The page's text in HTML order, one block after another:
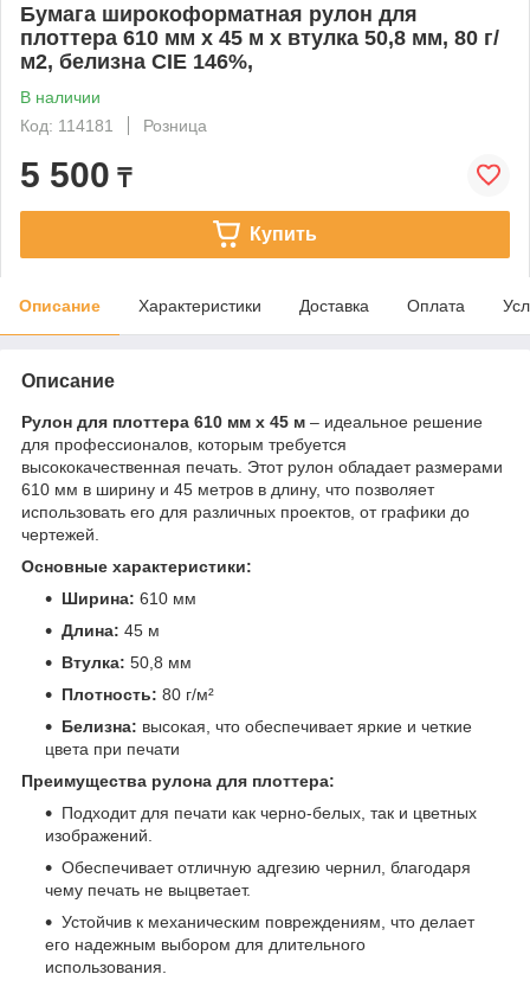
Бумага широкоформатная рулон для
плоттера 610 мм х 45 м х втулка 50,8 мм, 80 г/
м2, белизна CIE 146%,
В наличии
Код: 114181
Розница
5 500 ₸
Купить
Описание Характеристики Доставка Оплата
Описание
Рулон для плоттера 610 мм х 45 м – идеальное решение
для профессионалов, которым требуется
высококачественная печать. Этот рулон обладает размерами
610 мм в ширину и 45 метров в длину, что позволяет
использовать его для различных проектов, от графики до
чертежей.
Основные характеристики:
Ширина: 610 мм
Длина: 45 м
Втулка: 50,8 мм
Плотность: 80 г/м²
Белизна: высокая, что обеспечивает яркие и четкие
цвета при печати
Преимущества рулона для плоттера:
Подходит для печати как черно-белых, так и цветных
изображений.
Обеспечивает отличную адгезию чернил, благодаря
чему печать не выцветает.
Устойчив к механическим повреждениям, что делает
его надежным выбором для длительного
использования.